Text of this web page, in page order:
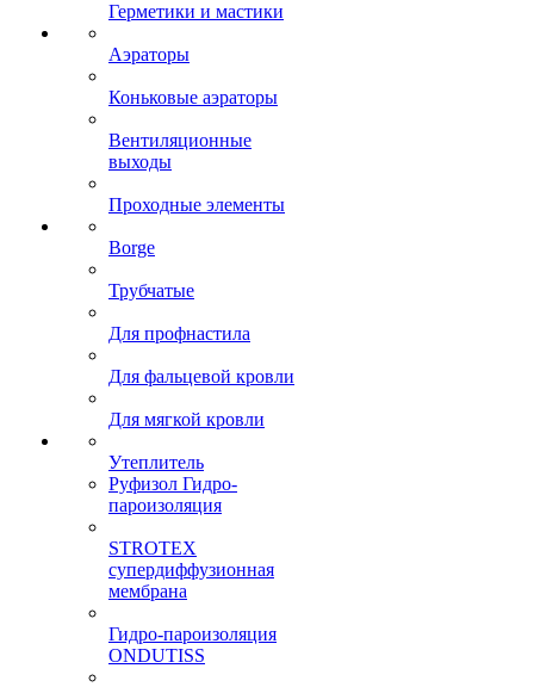
Герметики и мастики
Аэраторы
Коньковые аэраторы
Вентиляционные
выходы
Проходные элементы
Borge
Трубчатые
Для профнастила
Для фальцевой кровли
Для мягкой кровли
Утеплитель
Руфизол Гидро-
пароизоляция
STROTEX
супердиффузионная
мембрана
Гидро-пароизоляция
ONDUTISS